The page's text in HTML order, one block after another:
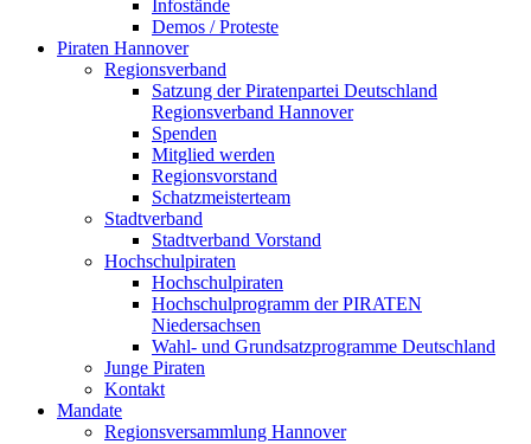
Infostände
Demos / Proteste
Piraten Hannover
Regionsverband
Satzung der Piratenpartei Deutschland
Regionsverband Hannover
Spenden
Mitglied werden
Regionsvorstand
Schatzmeisterteam
Stadtverband
Stadtverband Vorstand
Hochschulpiraten
Hochschulpiraten
Hochschulprogramm der PIRATEN
Niedersachsen
Wahl- und Grundsatzprogramme Deutschland
Junge Piraten
Kontakt
Mandate
Regionsversammlung Hannover